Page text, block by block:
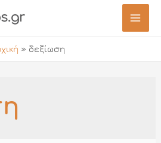
» δεξίωση